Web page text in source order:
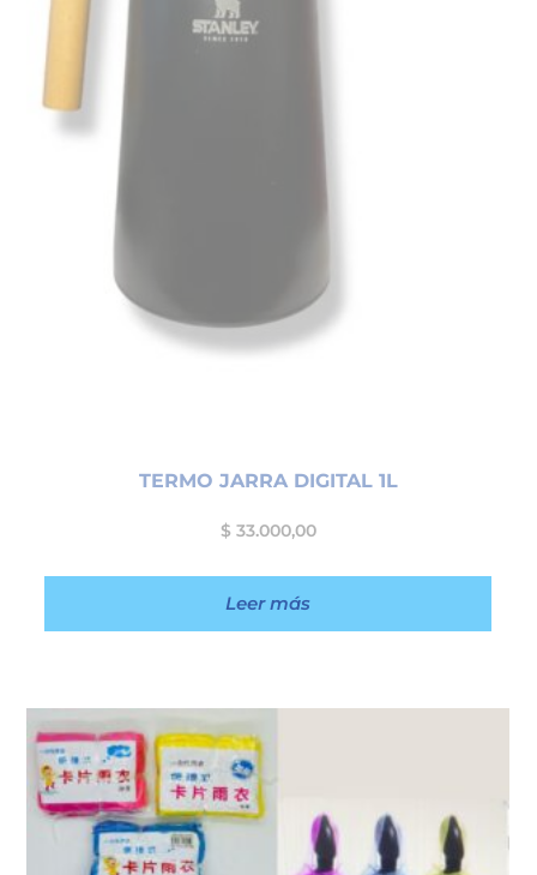
TERMO JARRA DIGITAL 1L
$ 33.000,00
Leer más